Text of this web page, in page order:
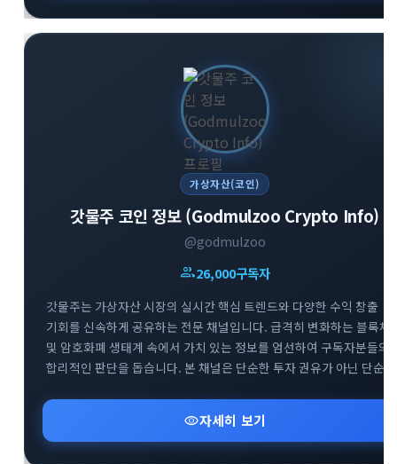
가상자산(코인)
갓물주 코인 정보 (Godmulzoo Crypto Info)
@godmulzoo
group26,000구독자
갓물주는 가상자산 시장의 실시간 핵심 트렌드와 다양한 수익 창출
기회를 신속하게 공유하는 전문 채널입니다. 급격히 변화하는 블록체
및 암호화폐 생태계 속에서 가치 있는 정보를 엄선하여 구독자분들의
합리적인 판단을 돕습니다. 본 채널은 단순한 투자 권유가 아닌 단순
투자 문화를 지향합니다. 시장의 흐름을 빠르게 파악하고 성공적인
투자 인사이트를 넓혀보세요.visibility자세히 보기